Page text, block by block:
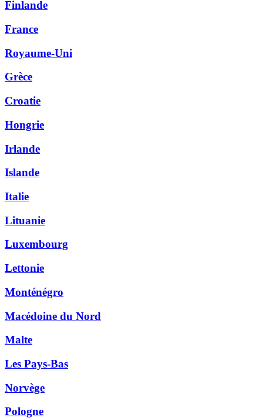
Finlande
France
Royaume-Uni
Grèce
Croatie
Hongrie
Irlande
Islande
Italie
Lituanie
Luxembourg
Lettonie
Monténégro
Macédoine du Nord
Malte
Les Pays-Bas
Norvège
Pologne